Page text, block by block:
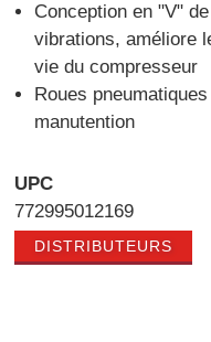
Conception en "V"
vibrations, améliore
vie du compresseur
Roues
manutention
UPC
772995012169
DISTRIBUTEURS